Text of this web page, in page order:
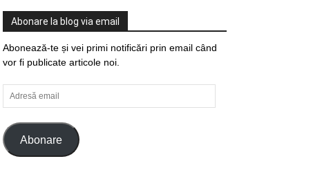
Abonare la blog via email
Abonează-te și vei primi notificări prin email când
vor fi publicate articole noi.
Adresă
email
Abonare